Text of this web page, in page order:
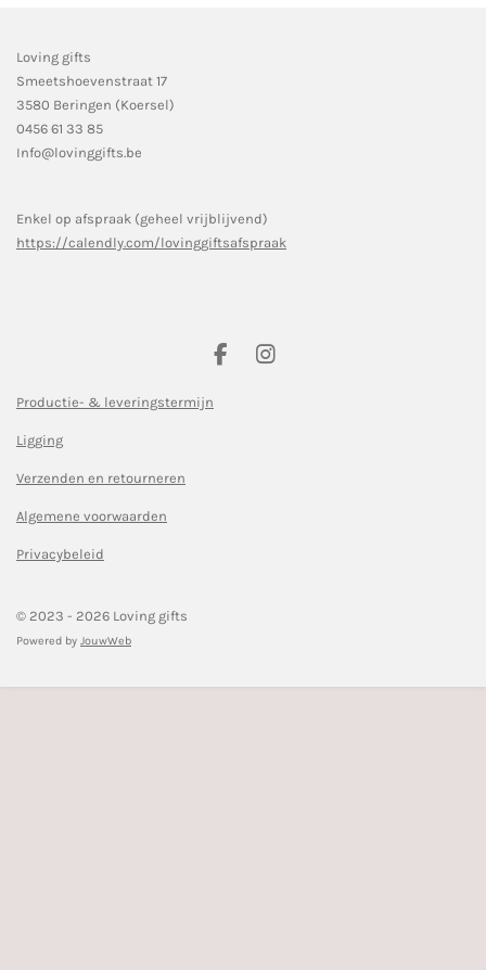
Loving gifts
Smeetshoevenstraat 17
3580 Beringen (Koersel)
0456 61 33 85
Info@lovinggifts.be
Enkel op afspraak (geheel vrijblijvend)
https://calendly.com/lovinggiftsafspraak
F
I
Productie- & leveringstermijn
Ligging
Verzenden en retourneren
Algemene voorwaarden
Privacybeleid
© 2023 - 2026 Loving gifts
Powered by JouwWeb